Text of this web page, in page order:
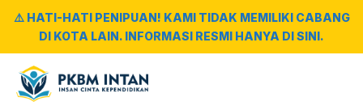
⚠️ HATI-HATI PENIPUAN! KAMI TIDAK MEMILIKI CABANG
DI KOTA LAIN. INFORMASI RESMI HANYA DI SINI.